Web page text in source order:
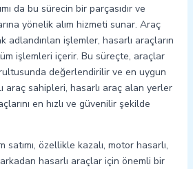
da bu sürecin bir parçasıdır ve
yönelik alım hizmeti sunar. Araç
adlandırılan işlemler, hasarlı araçların
tüm işlemleri içerir. Bu süreçte, araçlar
değerlendirilir ve en uygun
araç sahipleri, hasarlı araç alan yerler
en hızlı ve güvenilir şekilde
satımı, özellikle kazalı, motor hasarlı,
hasarlı araçlar için önemli bir